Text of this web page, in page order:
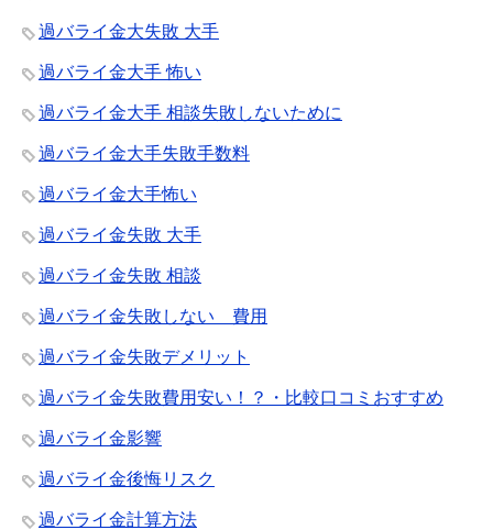
過バライ金大失敗 大手
過バライ金大手 怖い
過バライ金大手 相談失敗しないために
過バライ金大手失敗手数料
過バライ金大手怖い
過バライ金失敗 大手
過バライ金失敗 相談
過バライ金失敗しない 費用
過バライ金失敗デメリット
過バライ金失敗費用安い！？・比較口コミおすすめ
過バライ金影響
過バライ金後悔リスク
過バライ金計算方法